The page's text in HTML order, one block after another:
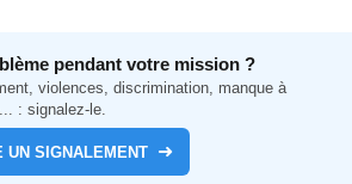
pendant votre mission ?
violences, discrimination, manque à
: signalez-le.
UN SIGNALEMENT